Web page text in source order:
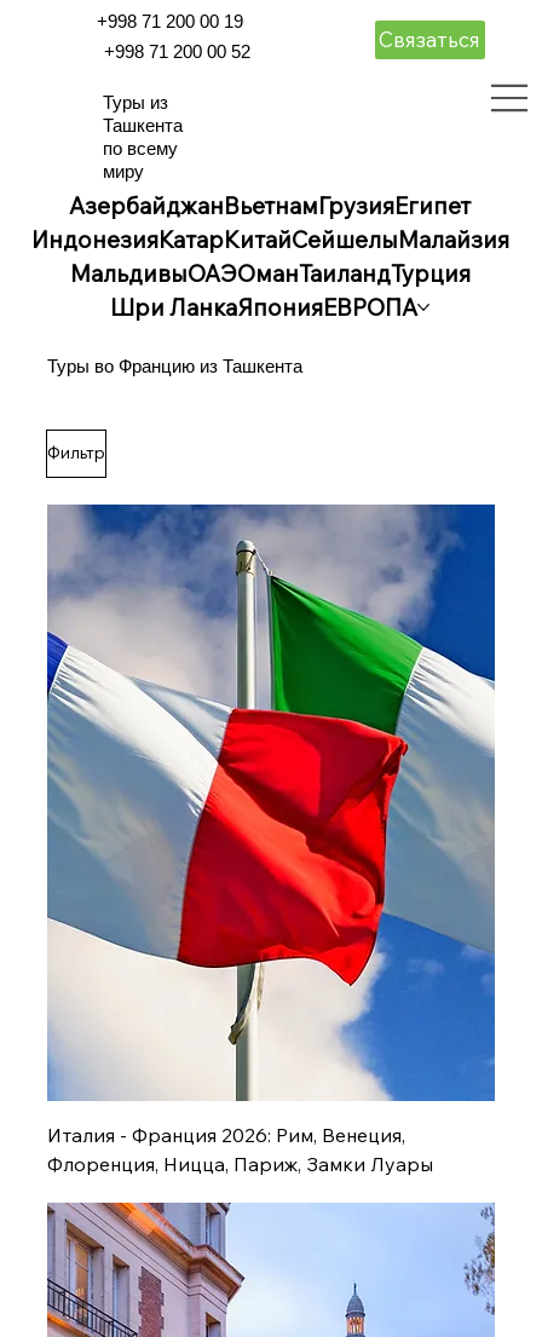
+998 71 200 00 19
+998 71 200 00 52
Связаться
Туры из
Ташкента
по всему
миру
АзербайджанВьетнамГрузияЕгипет
ИндонезияКатарКитайСейшелыМалайзия
МальдивыОАЭОманТаиландТурция
Шри ЛанкаЯпонияЕВРОПА
Туры во Францию из Ташкента
Фильтр
Италия - Франция 2026: Рим, Венеция,
Флоренция, Ницца, Париж, Замки Луары